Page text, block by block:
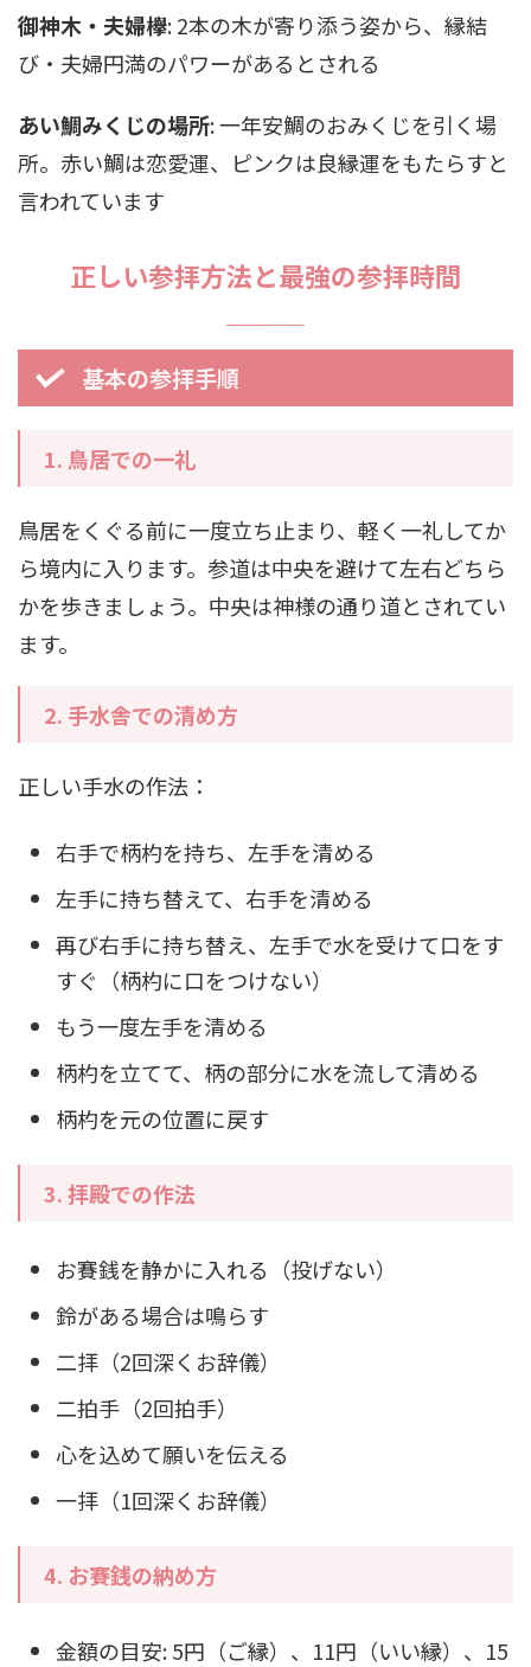
御神木・夫婦欅: 2本の木が寄り添う姿から、縁結
び・夫婦円満のパワーがあるとされる
あい鯛みくじの場所: 一年安鯛のおみくじを引く場
所。赤い鯛は恋愛運、ピンクは良縁運をもたらすと
言われています
正しい参拝方法と最強の参拝時間
基本の参拝手順
1. 鳥居での一礼
鳥居をくぐる前に一度立ち止まり、軽く一礼してか
ら境内に入ります。参道は中央を避けて左右どちら
かを歩きましょう。中央は神様の通り道とされてい
ます。
2. 手水舎での清め方
正しい手水の作法：
右手で柄杓を持ち、左手を清める
左手に持ち替えて、右手を清める
再び右手に持ち替え、左手で水を受けて口をす
すぐ（柄杓に口をつけない）
もう一度左手を清める
柄杓を立てて、柄の部分に水を流して清める
柄杓を元の位置に戻す
3.拝殿での作法
お賽銭を静かに入れる（投げない）
鈴がある場合は鳴らす
二拝（2回深くお辞儀）
二拍手（2回拍手）
心を込めて願いを伝える
一拝（1回深くお辞儀）
4. お賽銭の納め方
金額の目安: 5円（ご縁）、11円（いい縁）、15